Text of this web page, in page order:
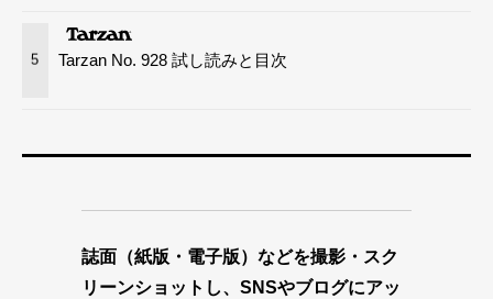
5 Tarzan No. 928 試し読みと目次
誌面（紙版・電子版）などを撮影・スク
リーンショットし、SNSやブログにアッ